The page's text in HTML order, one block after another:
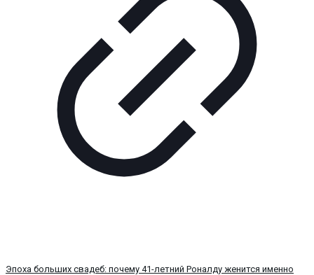
Эпоха больших свадеб: почему 41-летний Роналду женится именно